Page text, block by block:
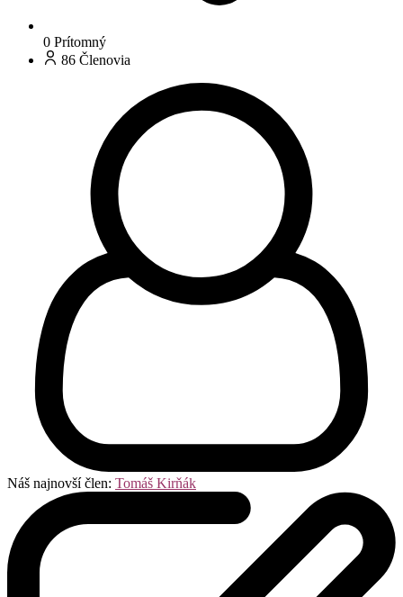
0 Prítomný
86 Členovia
Náš najnovší člen: Tomáš Kirňák